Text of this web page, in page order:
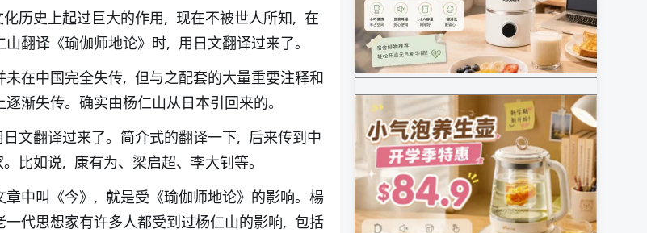
历史上起过巨大的作用, 现在不被世人所知, 在
翻译《瑜伽师地论》时, 用日文翻译过来了。
在中国完全失传, 但与之配套的大量重要注释和
渐失传。确实由杨仁山从日本引回来的。
文翻译过来了。简介式的翻译一下, 后来传到中
比如说, 康有为、梁启超、李大钊等。
中叫《今》, 就是受《瑜伽师地论》的影响。楊
代思想家有许多人都受到过杨仁山的影响, 包括